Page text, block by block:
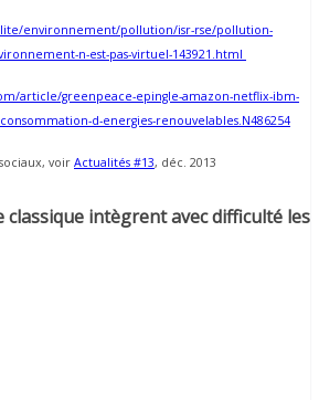
environnement/pollution/isr-rse/pollution-
n-est-pas-virtuel-143921.html
article/greenpeace-epingle-amazon-netflix-ibm-
d-energies-renouvelables.N486254
voir Actualités #13, déc. 2013
classique intègrent avec difficulté les